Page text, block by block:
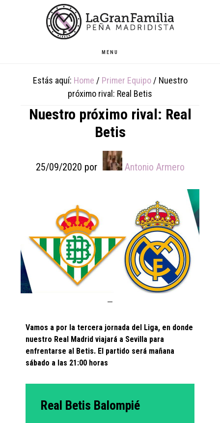
MENU
Estás aquí: Home / Primer Equipo / Nuestro
próximo rival: Real Betis
Nuestro próximo rival: Real
Betis
25/09/2020 por Antonio Armero
Vamos a por la tercera jornada del Liga, en donde
nuestro Real Madrid viajará a Sevilla para
enfrentarse al Betis. El partido será mañana
sábado a las 21:00 horas
Real Betis Balompié